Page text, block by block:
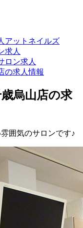
アットネイルズ
求人
ロン求人
の求人情報
烏山店の求
囲気のサロンです♪